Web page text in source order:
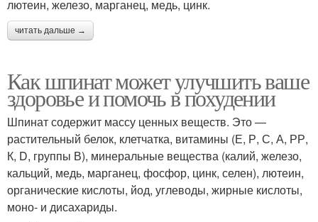
лютеин, железо, марганец, медь, цинк.
читать дальше →
Как шпинат может улучшить ваше
здоровье и помочь в похудении
Шпинат содержит массу ценных веществ. Это ―
растительный белок, клетчатка, витамины (Е, Р, С, А, РР,
К, D, группы В), минеральные вещества (калий, железо,
кальций, медь, марганец, фосфор, цинк, селен), лютеин,
органические кислоты, йод, углеводы, жирные кислоты,
моно- и дисахариды.